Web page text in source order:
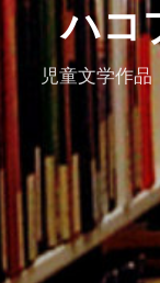
ハコ
児童文学作品